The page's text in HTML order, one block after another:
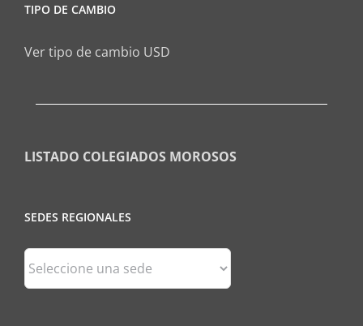
TIPO DE CAMBIO
Ver tipo de cambio USD
LISTADO COLEGIADOS MOROSOS
SEDES REGIONALES
Sedes
Regionales